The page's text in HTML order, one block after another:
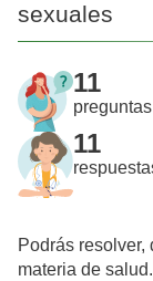
sexuales
11
11
Podrás resolver,
materia de salud.